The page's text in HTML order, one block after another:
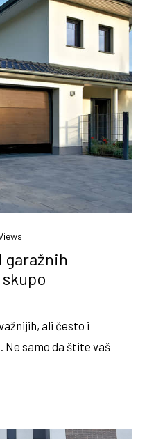
garažnih
ali često i
Ne samo da štite vaš